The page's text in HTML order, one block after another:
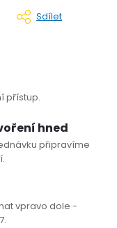
Sdílet
přístup.
hned
připravíme
vpravo dole -